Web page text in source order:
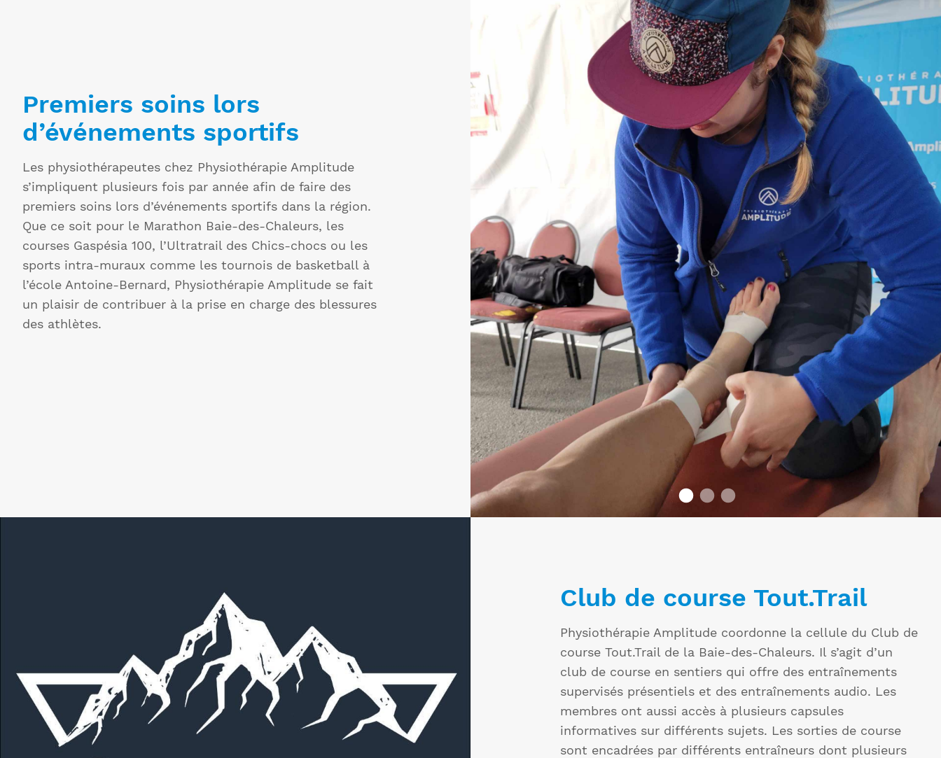
Premiers soins lors
d’événements sportifs
Les physiothérapeutes chez Physiothérapie Amplitude
s’impliquent plusieurs fois par année afin de faire des
premiers soins lors d’événements sportifs dans la région.
Que ce soit pour le Marathon Baie-des-Chaleurs, les
courses Gaspésia 100, l’Ultratrail des Chics-chocs ou les
sports intra-muraux comme les tournois de basketball à
l’école Antoine-Bernard, Physiothérapie Amplitude se fait
un plaisir de contribuer à la prise en charge des blessures
des athlètes.
Club de course Tout.Trail
Physiothérapie Amplitude coordonne la cellule du Club de
course Tout.Trail de la Baie-des-Chaleurs. Il s’agit d’un
club de course en sentiers qui offre des entraînements
supervisés présentiels et des entraînements audio. Les
membres ont aussi accès à plusieurs capsules
informatives sur différents sujets. Les sorties de course
sont encadrées par différents entraîneurs dont plusieurs